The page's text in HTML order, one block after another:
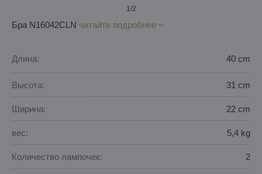
1/2
Бра N16042CLN читайте подробнее
Длина: 40 cm
Высота: 31 cm
Ширина: 22 cm
вес: 5,4 kg
Количество лампочек: 2